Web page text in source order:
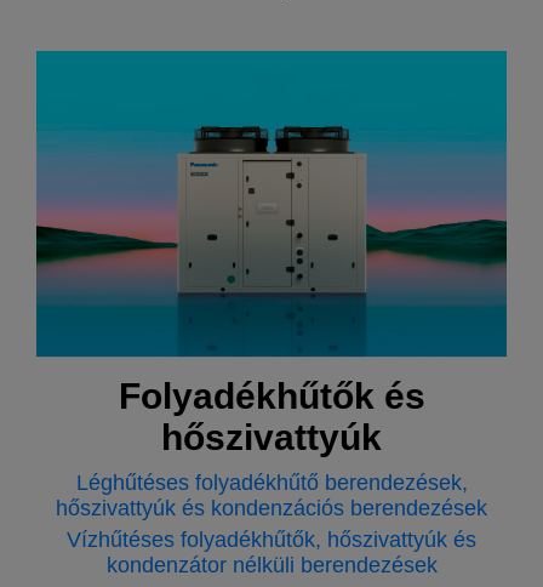
Folyadékhűtők és
hőszivattyúk
Léghűtéses folyadékhűtő berendezések,
hőszivattyúk és kondenzációs berendezések
Vízhűtéses folyadékhűtők, hőszivattyúk és
kondenzátor nélküli berendezések